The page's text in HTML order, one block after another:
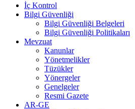
İç Kontrol
Bilgi Güvenliği
Bilgi Güvenliği Belgeleri
Bilgi Güvenliği Politikaları
Mevzuat
Kanunlar
Yönetmelikler
Tüzükler
Yönergeler
Genelgeler
Resmi Gazete
AR-GE